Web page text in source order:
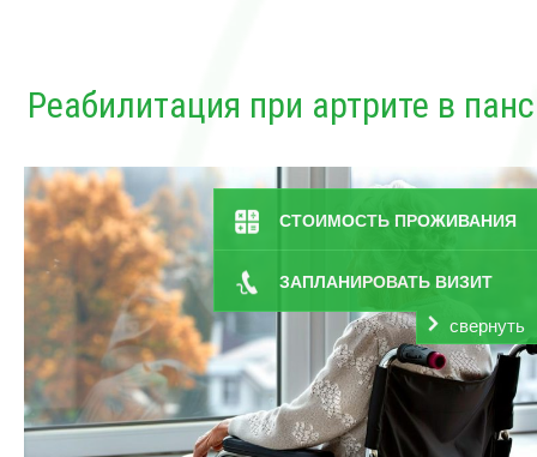
СТОИМОСТЬ ПРОЖИВАНИЯ
ЗАПЛАНИРОВАТЬ ВИЗИТ
свернуть
Реабилитация при артрите в